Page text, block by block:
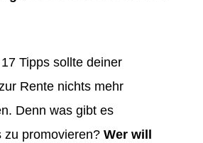
Tipps sollte deiner
Rente nichts mehr
Denn was gibt es
zu promovieren? Wer will